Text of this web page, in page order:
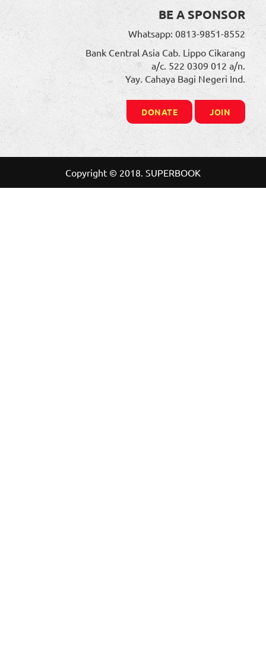
BE A SPONSOR
Whatsapp: 0813-9851-8552
Bank Central Asia Cab. Lippo Cikarang
a/c. 522 0309 012 a/n.
Yay. Cahaya Bagi Negeri Ind.
DONATE JOIN
Copyright © 2018. SUPERBOOK